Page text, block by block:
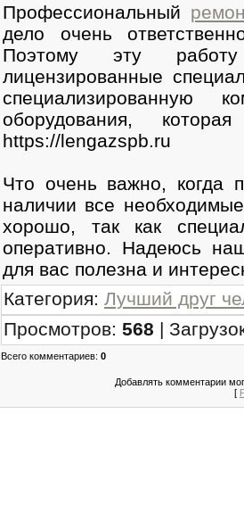
Профессиональный
дело очень
Поэтому эту
лицензированные
специализированную
оборудования,
https://lengazspb.ru
Что очень важно, когда
наличии все
хорошо, так как
оперативно. Надеюсь
для вас полезна и
Категория: Лучший друг
Просмотров: 568 |
Всего комментариев: 0
Добавлять комментарии
[